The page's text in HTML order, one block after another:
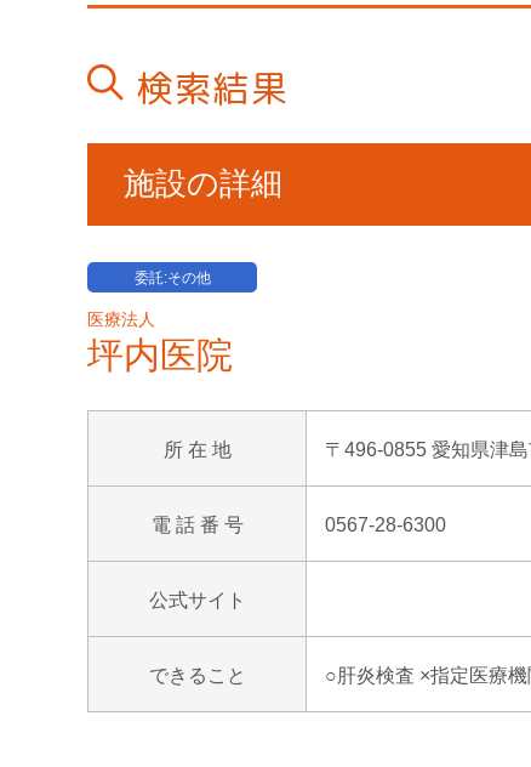
検索結果
施設の詳細
委託:その他
医療法人
坪内医院
所 在 地 〒496-0855 愛知県津
電 話 番 号 0567-28-6300
公式サイト
できること ○肝炎検査 ×指定医療機